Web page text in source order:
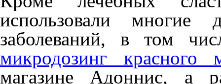
использовали
заболеваний, в том
микродозинг красного
магазине Адоннис, а